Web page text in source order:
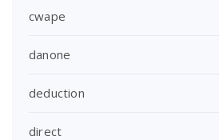
cwape
danone
deduction
direct